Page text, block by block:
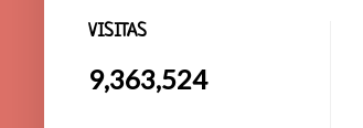
VISITAS
9,363,524